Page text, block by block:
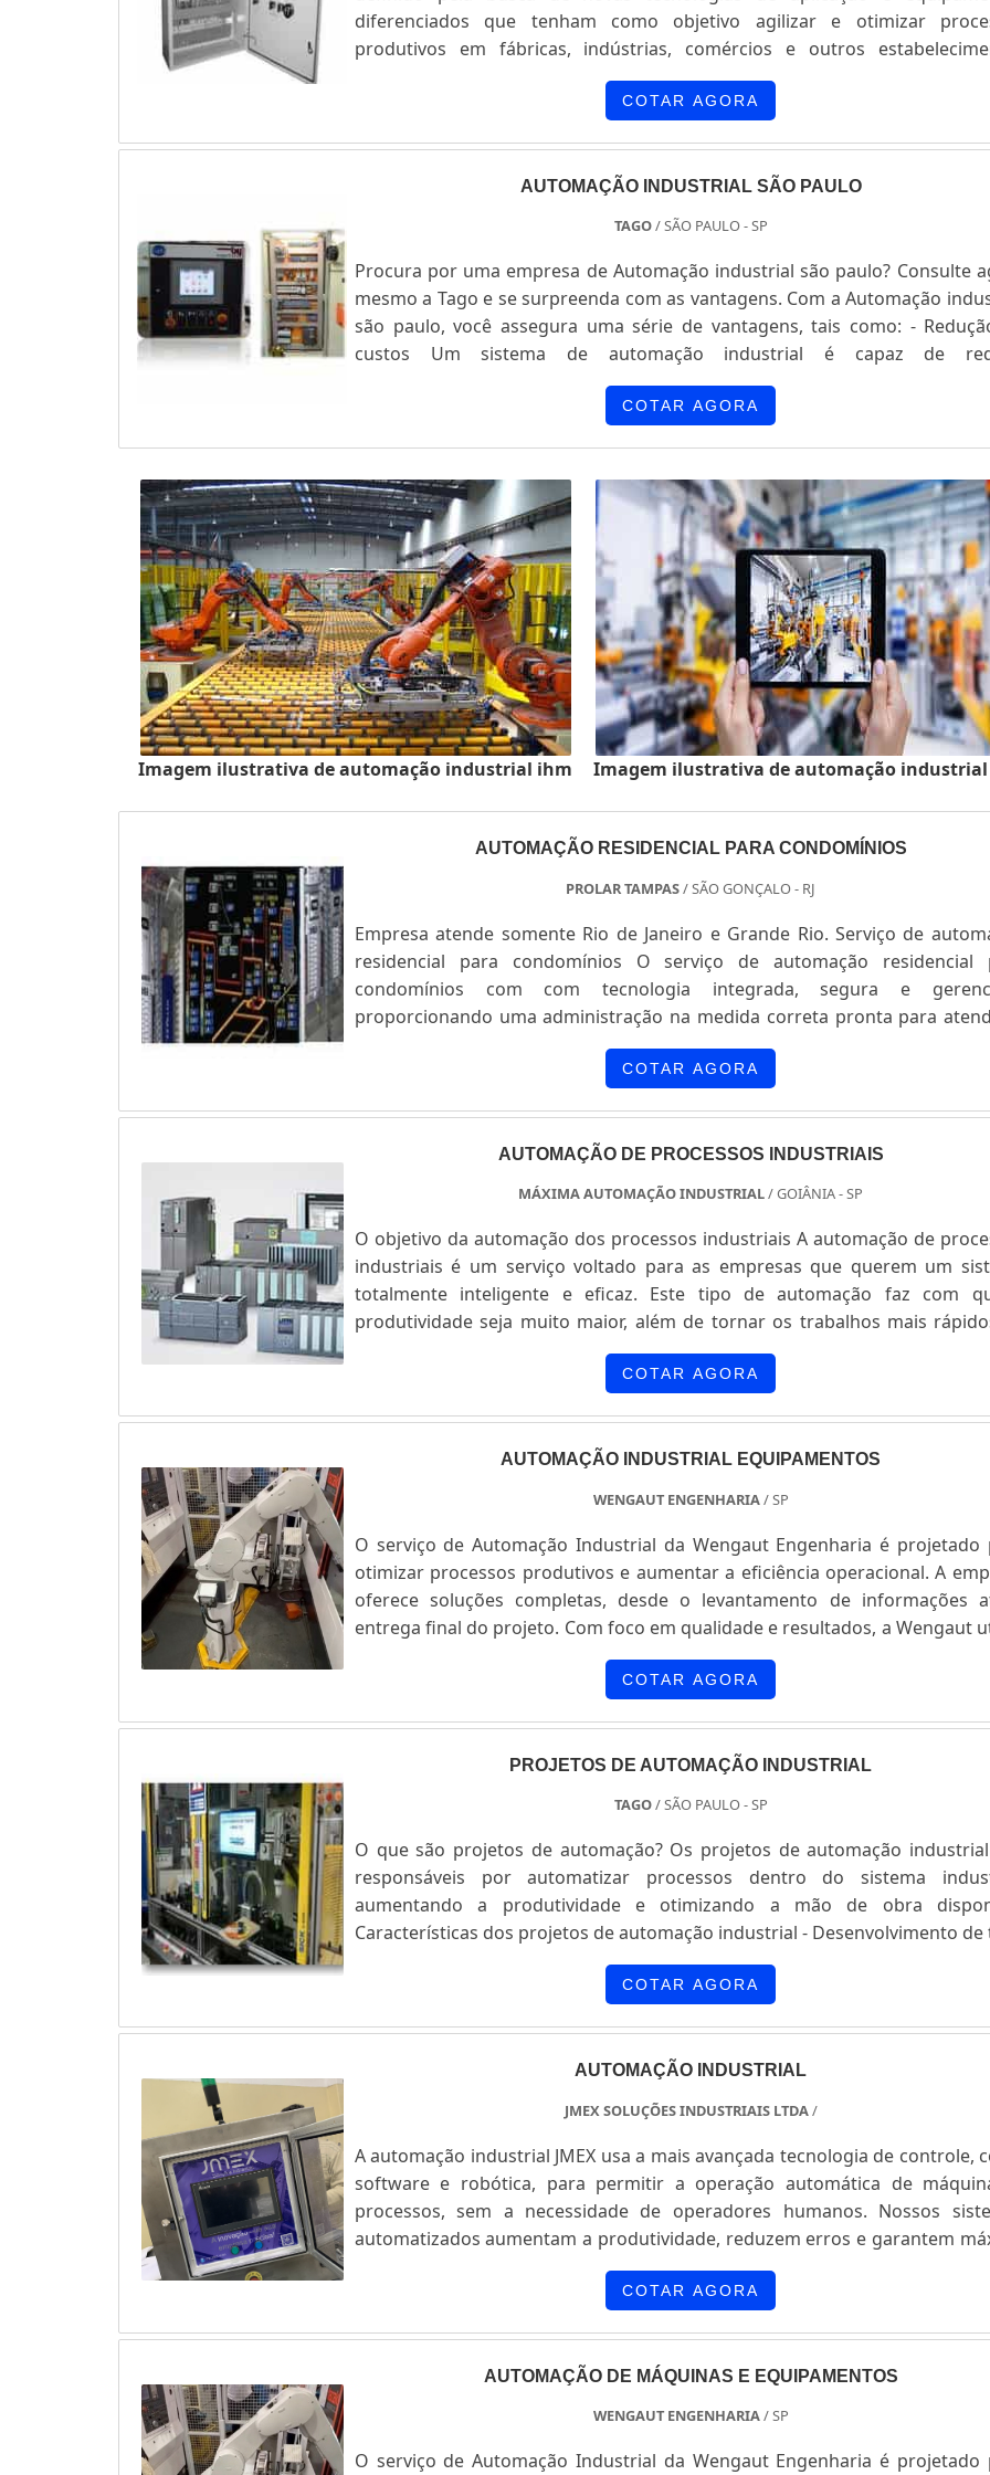
diferenciados que tenham como objetivo agilizar e otimizar
produtivos em fábricas, indústrias, comércios e outros
diversos. Investir em equipamentos para aplicação em processos
Automação industrial é sempre uma vantagem para o dono de
COTAR AGORA
AUTOMAÇÃO INDUSTRIAL SÃO PAULO
TAGO/ SÃO PAULO - SP
Procura por uma empresa de Automação industrial são paulo? Consulte
mesmo a Tago e se surpreenda com as vantagens. Com a Automação
são paulo, você assegura uma série de vantagens, tais como: -
custos Um sistema de automação industrial é capaz de
significativamente os custos de instalações, pois podem oferecer um
retorno sobre o investimento através do aumento na produtividade
COTAR AGORA
Imagem ilustrativa de automação industrial ihm Imagem ilustrativa de automação
AUTOMAÇÃO RESIDENCIAL PARA CONDOMÍNIOS
PROLAR TAMPAS/ SÃO GONÇALO - RJ
Empresa atende somente Rio de Janeiro e Grande Rio. Serviço de
residencial para condomínios O serviço de automação residencial
condomínios com com tecnologia integrada, segura e
proporcionando uma administração na medida correta pronta para
necessidade de cada condomínio. Além de contar com recursos
aplicados aos processos de automação de maneira eficiente, prática e
COTAR AGORA
AUTOMAÇÃO DE PROCESSOS INDUSTRIAIS
MÁXIMA AUTOMAÇÃO INDUSTRIAL/ GOIÂNIA - SP
O objetivo da automação dos processos industriais A automação de
industriais é um serviço voltado para as empresas que querem um
totalmente inteligente e eficaz. Este tipo de automação faz com
produtividade seja muito maior, além de tornar os trabalhos mais
indústria. A automação inclui os seguintes aspectos: -
softwares para CPL (Controladores Lógicos Programáveis); - IHM (Int....
COTAR AGORA
AUTOMAÇÃO INDUSTRIAL EQUIPAMENTOS
WENGAUT ENGENHARIA/ SP
O serviço de Automação Industrial da Wengaut Engenharia é projetado
otimizar processos produtivos e aumentar a eficiência operacional. A
oferece soluções completas, desde o levantamento de informações
entrega final do projeto. Com foco em qualidade e resultados, a Wengaut
componentes de marcas renomadas e realiza estudos de viabilidade
abrangem normas, melhorias operacionais e retorno sobre o investimento.
COTAR AGORA
PROJETOS DE AUTOMAÇÃO INDUSTRIAL
TAGO/ SÃO PAULO - SP
O que são projetos de automação? Os projetos de automação
responsáveis por automatizar processos dentro do sistema
aumentando a produtividade e otimizando a mão de obra
Características dos projetos de automação industrial - Desenvolvimento de
uma automatização industrial para todo tipo de máquinas,
equipamentos, para que a produtividade seja maior dentro do que
COTAR AGORA
AUTOMAÇÃO INDUSTRIAL
JMEX SOLUÇÕES INDUSTRIAIS LTDA/
A automação industrial JMEX usa a mais avançada tecnologia de controle, como
software e robótica, para permitir a operação automática de máquinas e
processos, sem a necessidade de operadores humanos. Nossos sistemas
automatizados aumentam a produtividade, reduzem erros e garantem máxima
COTAR AGORA
AUTOMAÇÃO DE MÁQUINAS E EQUIPAMENTOS
WENGAUT ENGENHARIA/ SP
O serviço de Automação Industrial da Wengaut Engenharia é projetado